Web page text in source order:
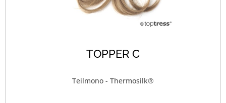
TOPPER C
Teilmono - Thermosilk®